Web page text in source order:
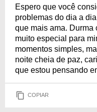
Espero que você
problemas do dia a
que mais ama. Durma
muito especial para
momentos simples,
noite cheia de paz,
que estou pensando
COPIAR